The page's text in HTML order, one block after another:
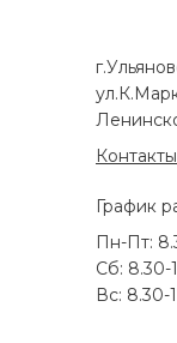
График
Пн-Пт:
Сб: 8.30-
Вс: 8.30-